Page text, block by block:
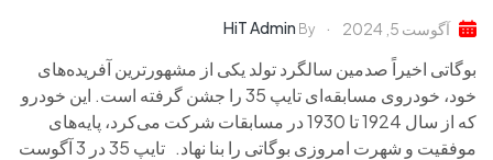
آگوست 5, 2024 By
HiT Admin
بوگاتی اخیراً صدمین سالگرد تولد یکی از مشهورترین آفریده‌های
خود، خودروی مسابقه‌ای تایپ 35 را جشن گرفته است. این خودرو
که از سال 1924 تا 1930 در مسابقات شرکت می‌کرد، پایه‌های
موفقیت و شهرت امروزی بوگاتی را بنا نهاد. تایپ 35 در 3 آگوست